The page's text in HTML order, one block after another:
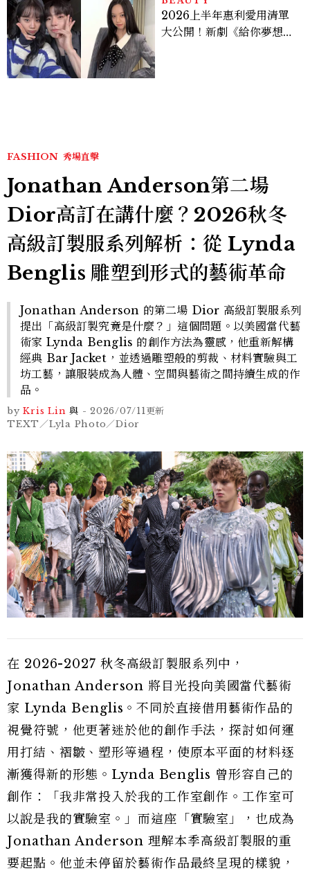
2026上半年惠利愛用清單
大公開！新劇《給你夢想》
FASHION 秀場直擊
Jonathan Anderson第二場
Dior高訂在講什麼？2026秋冬
高級訂製服系列解析：從 Lynda
Benglis 雕塑到形式的藝術革命
Jonathan Anderson 的第二場 Dior 高級訂製服系列
提出「高級訂製究竟是什麼？」這個問題。以美國當代藝
術家 Lynda Benglis 的創作方法為靈感，他重新解構
經典 Bar Jacket，並透過雕塑般的剪裁、材料實驗與工
坊工藝，讓服裝成為人體、空間與藝術之間持續生成的作
品。
by Kris Lin 與 - 2026/07/11更新
TEXT／Lyla Photo／Dior
在 2026-2027 秋冬高級訂製服系列中，
Jonathan Anderson 將目光投向美國當代藝術
家 Lynda Benglis。不同於直接借用藝術作品的
視覺符號，他更著迷於他的創作手法，探討如何運
用打結、褶皺、塑形等過程，使原本平面的材料逐
漸獲得新的形態。Lynda Benglis 曾形容自己的
創作：「我非常投入於我的工作室創作。工作室可
以說是我的實驗室。」而這座「實驗室」，也成為
Jonathan Anderson 理解本季高級訂製服的重
要起點。他並未停留於藝術作品最終呈現的樣貌，